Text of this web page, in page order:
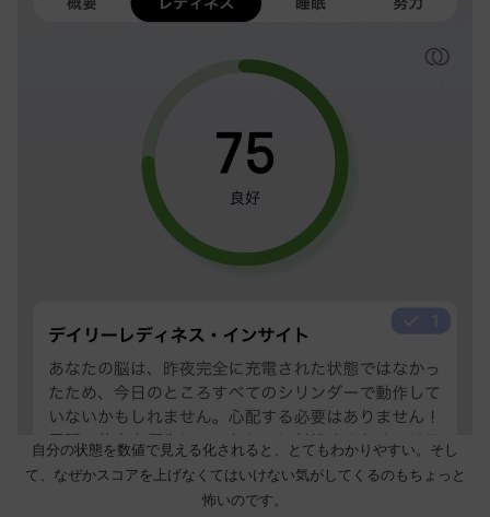
自分の状態を数値で見える化されると、とてもわかりやすい。そし
て、なぜかスコアを上げなくてはいけない気がしてくるのもちょっと
怖いのです。